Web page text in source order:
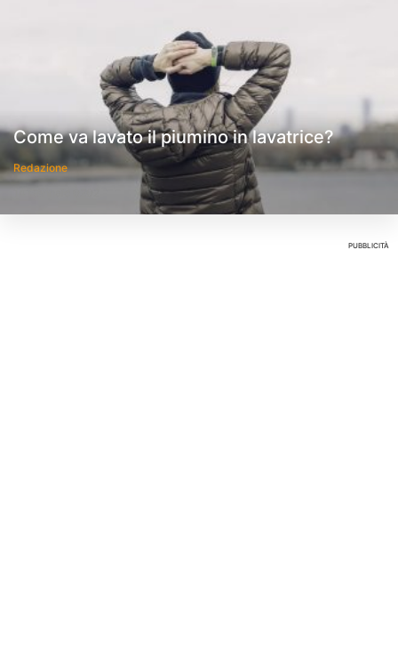
Come va lavato il piumino in lavatrice?
Redazione
PUBBLICITÀ